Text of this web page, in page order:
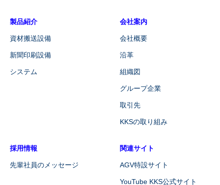
製品紹介
資材搬送設備
新聞印刷設備
システム
会社案内
会社概要
沿革
組織図
グループ企業
取引先
KKSの取り組み
採用情報
先輩社員のメッセージ
関連サイト
AGV特設サイト
YouTube KKS公式サイト